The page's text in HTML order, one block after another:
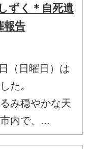
ずく＊自死遺
報告
（日曜日）は
た。
み穏やかな天
内で、...